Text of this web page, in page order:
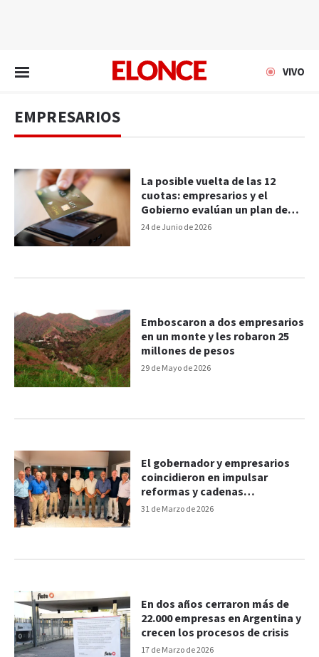
VIVO
EMPRESARIOS
24 de Junio de 2026
La posible vuelta de las 12
cuotas: empresarios y el
Gobierno evalúan un plan de
consumo
29 de Mayo de 2026
Emboscaron a dos empresarios
en un monte y les robaron 25
millones de pesos
31 de Marzo de 2026
El gobernador y empresarios
coincidieron en impulsar
reformas y cadenas
estratégicas de valor
17 de Marzo de 2026
En dos años cerraron más de
22.000 empresas en Argentina y
crecen los procesos de crisis